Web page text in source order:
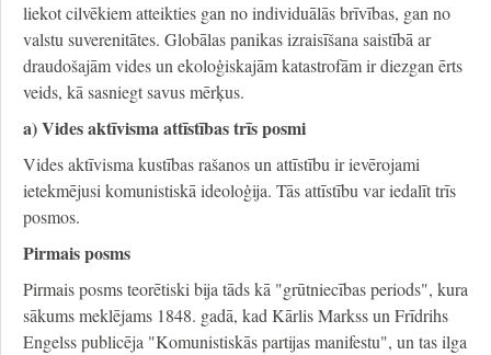
liekot cilvēkiem atteikties gan no individuālās brīvības, gan no
valstu suverenitātes. Globālas panikas izraisīšana saistībā ar
draudošajām vides un ekoloģiskajām katastrofām ir diezgan ērts
veids, kā sasniegt savus mērķus.
a) Vides aktīvisma attīstības trīs posmi
Vides aktīvisma kustības rašanos un attīstību ir ievērojami
ietekmējusi komunistiskā ideoloģija. Tās attīstību var iedalīt trīs
posmos.
Pirmais posms
Pirmais posms teorētiski bija tāds kā "grūtniecības periods", kura
sākums meklējams 1848. gadā, kad Kārlis Markss un Frīdrihs
Engelss publicēja "Komunistiskās partijas manifestu", un tas ilga